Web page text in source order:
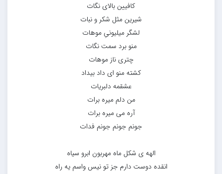
کافیین بالای نگات
شیرین مثل شکر و نبات
لشگر میلیونیِ موهات
منو برد سمت نگات
چتری ناز موهات
کشته منو ای داد بیداد
عشقمه دلبریات
من دلم میره برات
آره می میره برات
جونم جونم جونم فدات
الهه ی شکل ماه مهربون ابرو سیاه
انقده دوست دارم جز تو نیس واسم یه راه